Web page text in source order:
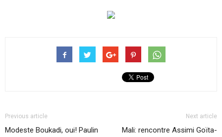
Previous article
Modeste Boukadi, oui! Paulin
Next article
Mali: rencontre Assimi Goïta-